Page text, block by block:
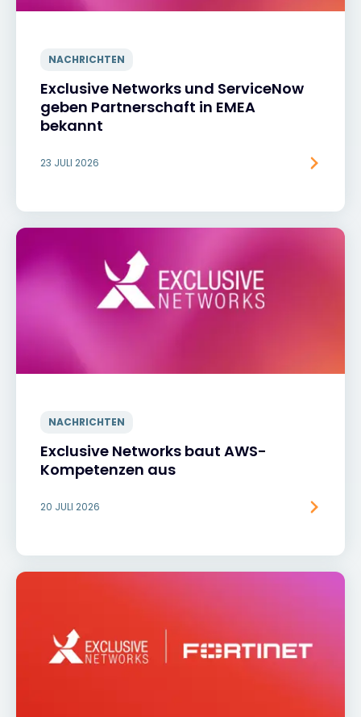
NACHRICHTEN
Exclusive Networks und ServiceNow
geben Partnerschaft in EMEA
bekannt
23 JULI 2026
NACHRICHTEN
Exclusive Networks baut AWS-
Kompetenzen aus
20 JULI 2026